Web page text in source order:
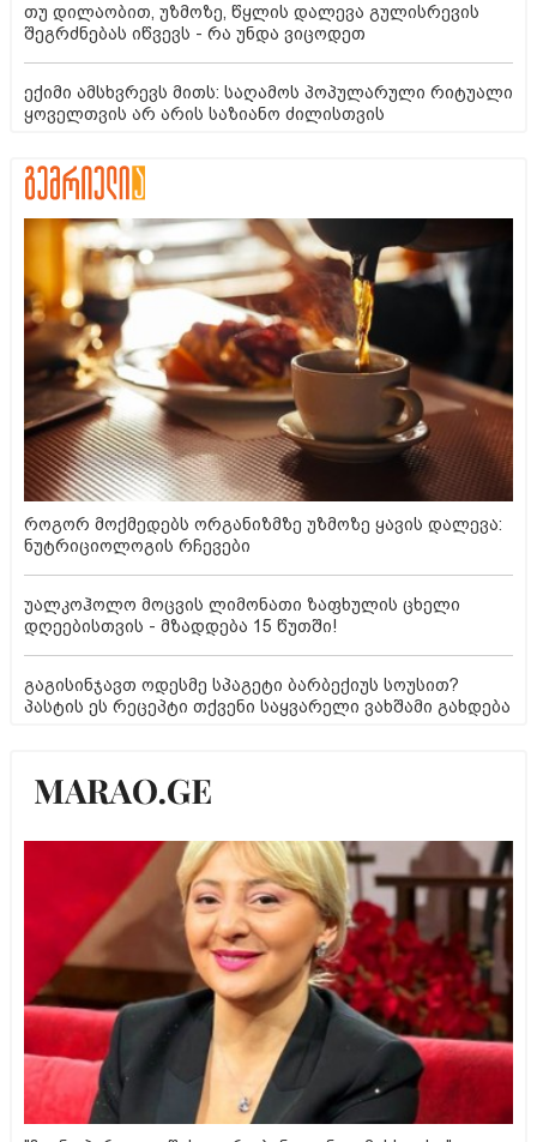
თუ დილაობით, უზმოზე, წყლის დალევა გულისრევის
შეგრძნებას იწვევს - რა უნდა ვიცოდეთ
ექიმი ამსხვრევს მითს: საღამოს პოპულარული რიტუალი
ყოველთვის არ არის საზიანო ძილისთვის
როგორ მოქმედებს ორგანიზმზე უზმოზე ყავის დალევა:
ნუტრიციოლოგის რჩევები
უალკოჰოლო მოცვის ლიმონათი ზაფხულის ცხელი
დღეებისთვის - მზადდება 15 წუთში!
გაგისინჯავთ ოდესმე სპაგეტი ბარბექიუს სოუსით?
პასტის ეს რეცეპტი თქვენი საყვარელი ვახშამი გახდება